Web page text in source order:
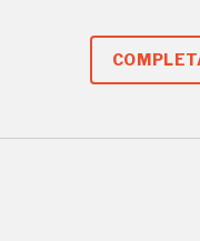
Accedi alle